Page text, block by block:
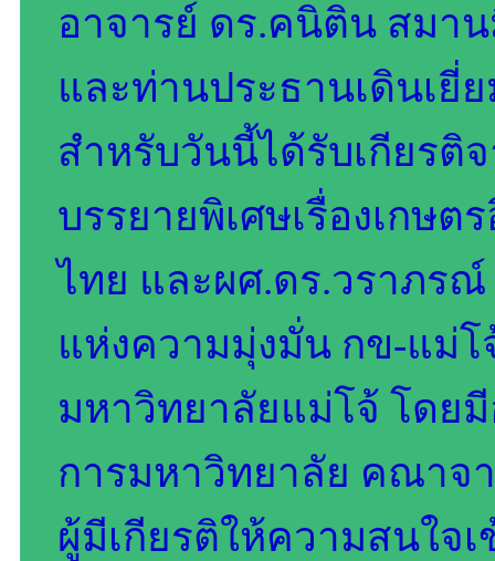
อาจารย์ ดร.คนิติน สมา
และท่านประธานเดินเยี่
สำหรับวันนี้ได้รับเกียรติ
บรรยายพิเศษเรื่องเกษ
ไทย และผศ.ดร.วราภรณ์
แห่งความมุ่งมั่น กข-แม่
มหาวิทยาลัยแม่โจ้ โดย
การมหาวิทยาลัย คณาจ
ผู้มีเกียรติให้ความสนใจ